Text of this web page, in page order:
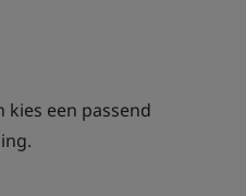
kies een passend